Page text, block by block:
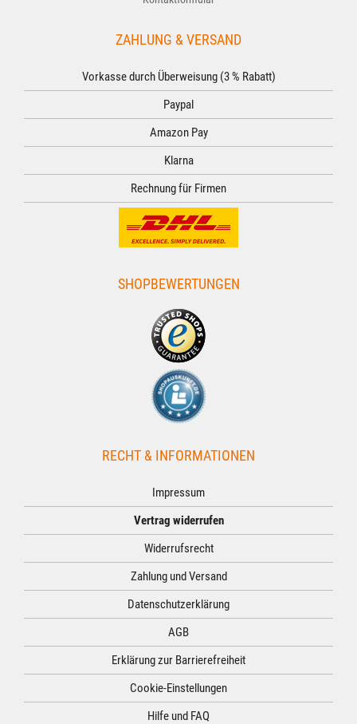
ZAHLUNG & VERSAND
Vorkasse durch Überweisung (3 % Rabatt)
Paypal
Amazon Pay
Klarna
Rechnung für Firmen
SHOPBEWERTUNGEN
RECHT & INFORMATIONEN
Impressum
Vertrag widerrufen
Widerrufsrecht
Zahlung und Versand
Datenschutzerklärung
AGB
Erklärung zur Barrierefreiheit
Cookie-Einstellungen
Hilfe und FAQ